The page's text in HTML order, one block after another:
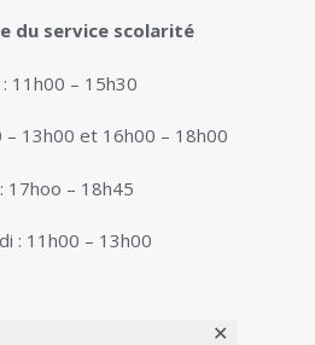
✕
du service scolarité
11h00 – 15h30
– 13h00 et 16h00 – 18h00
17hoo – 18h45
: 11h00 – 13h00